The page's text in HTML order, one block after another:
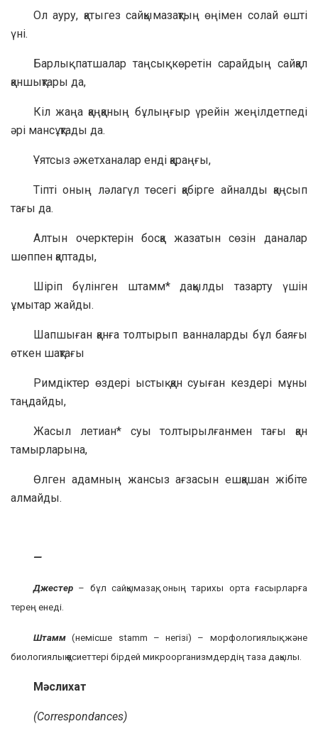
Ол ауру, қатыгез сайқымазақтың өңімен солай өшті
үні.
Барлық патшалар таңсық көретін сарайдың сайқал
қаншықтары да,
Кіл жаңа қаңқаның бұлыңғыр үрейін жеңілдетпеді
әрі мансұқтады да.
Ұятсыз әжетханалар енді қараңғы,
Тіпті оның ләлагүл төсегі қабірге айналды қаңсып
тағы да.
Алтын очерктерін босқа жазатын сөзін даналар
шөппен қаптады,
Шіріп бүлінген штамм* дақылды тазарту үшін
ұмытар жайды.
Шапшыған қанға толтырып ванналарды бұл баяғы
өткен шақтағы
Римдіктер өздері ыстық қан суыған кездері мұны
таңдайды,
Жасыл летиан* суы толтырылғанмен тағы қан
тамырларына,
Өлген адамның жансыз ағзасын ешқашан жібіте
алмайды.
—
Джестер – бұл сайқымазақ, оның тарихы орта ғасырларға
терең енеді.
Штамм (немісше stamm – негізі) – морфологиялық және
биологиялық қасиеттері бірдей микроорганизмдердің таза дақылы.
Мәслихат
(Correspondances)